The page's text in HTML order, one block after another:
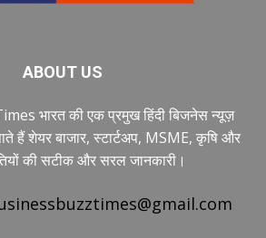
ABOUT US
भारत की एक प्रमुख हिंदी बिजनेस न्यूज़
हैं शेयर बाजार, स्टार्टअप, MSME, कृषि और
की सटीक और सरल जानकारी।